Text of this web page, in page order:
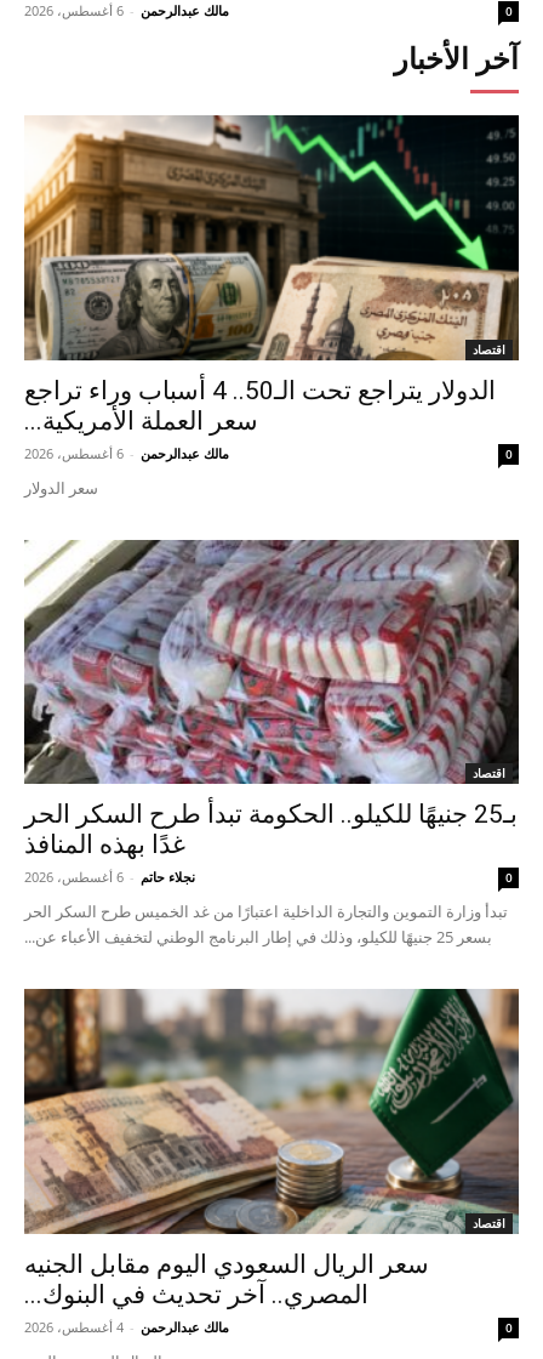
مالك عبدالرحمن - 6 أغسطس، 2026 0
آخر الأخبار
اقتصاد
الدولار يتراجع تحت الـ50.. 4 أسباب وراء تراجع
سعر العملة الأمريكية...
مالك عبدالرحمن - 6 أغسطس، 2026 0
سعر الدولار
اقتصاد
بـ25 جنيهًا للكيلو.. الحكومة تبدأ طرح السكر الحر
غدًا بهذه المنافذ
نجلاء حاتم - 6 أغسطس، 2026 0
تبدأ وزارة التموين والتجارة الداخلية اعتبارًا من غد الخميس طرح السكر الحر
بسعر 25 جنيهًا للكيلو، وذلك في إطار البرنامج الوطني لتخفيف الأعباء عن...
اقتصاد
سعر الريال السعودي اليوم مقابل الجنيه
المصري.. آخر تحديث في البنوك...
مالك عبدالرحمن - 4 أغسطس، 2026 0